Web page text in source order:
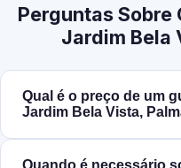
Perguntas Sobre
Jardim Bela
Qual é o preço de um
Jardim Bela Vista,
Quando é necessário